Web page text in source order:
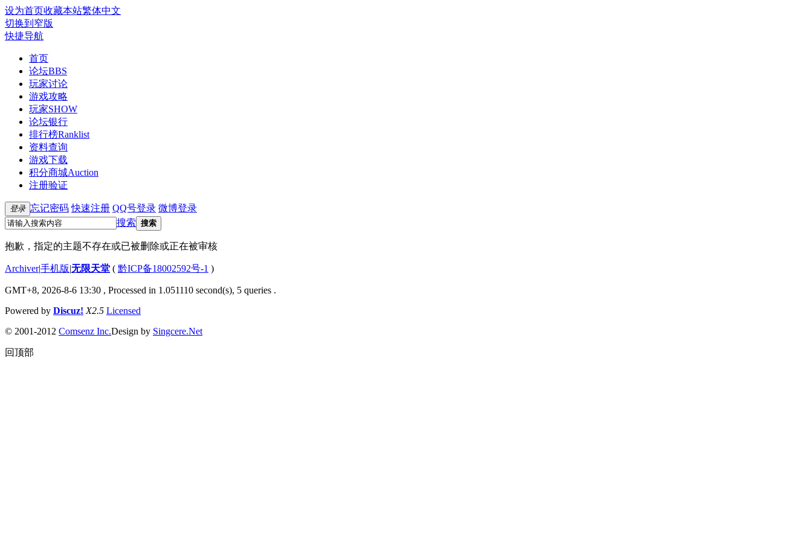
设为首页收藏本站繁体中文
切换到窄版
快捷导航
首页
论坛BBS
玩家讨论
游戏攻略
玩家SHOW
论坛银行
排行榜Ranklist
资料查询
游戏下载
积分商城Auction
注册验证
登录 忘记密码 快速注册 QQ号登录 微博登录
搜索 搜索
抱歉，指定的主题不存在或已被删除或正在被审核
Archiver|手机版|无限天堂 ( 黔ICP备18002592号-1 )
GMT+8, 2026-8-6 13:30 , Processed in 1.051110 second(s), 5 queries .
Powered by Discuz! X2.5 Licensed
© 2001-2012 Comsenz Inc.Design by Singcere.Net
回顶部